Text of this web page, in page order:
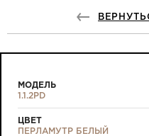
МОДЕЛЬ
1.1.2PD
ЦВЕТ
ПЕРЛАМУТР БЕЛЫЙ